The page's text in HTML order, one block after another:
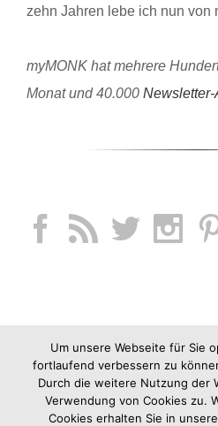
zehn Jahren lebe ich nun von
myMONK hat mehrere
Monat und 40.000
Um unsere Webseite für Sie
fortlaufend verbessern zu
Durch die weitere Nutzung der
Verwendung von Cookies zu.
Cookies erhalten Sie in